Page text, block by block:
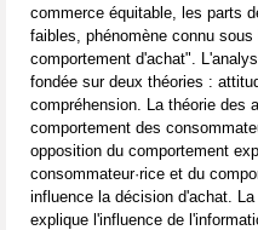
commerce équitable, les parts
faibles, phénomène connu
comportement d'achat".
fondée sur deux théories :
compréhension. La théorie des
comportement des
opposition du comportement
consommateur·rice et du
influence la décision d'achat.
explique l'influence de